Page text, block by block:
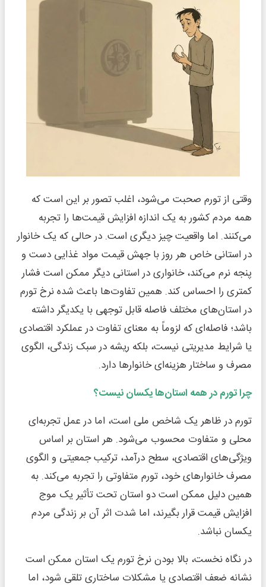
وقتی از تورم صحبت می‌شود، اغلب تصور بر این است که
همه مردم کشور به یک اندازه افزایش قیمت‌ها را تجربه
می‌کنند. اما واقعیت چیز دیگری است. در حالی که یک خانوار
در استانی خاص هر روز با جهش قیمت مواد غذایی دست و
پنجه نرم می‌کند، خانواری در استانی دیگر ممکن است فشار
کمتری را احساس کند. همین تفاوت‌ها باعث شده نرخ تورم
در استان‌های مختلف فاصله قابل توجهی با یکدیگر داشته
باشد؛ فاصله‌ای که لزوماً به معنای تفاوت در عملکرد اقتصادی
یا شرایط مدیریتی نیست، بلکه ریشه در سبک زندگی، الگوی
مصرف و ساختار هزینه‌ای خانوارها دارد.
چرا تورم در همه استان‌ها یکسان نیست؟
تورم در ظاهر یک شاخص ملی است، اما در عمل تجربه‌ای
محلی و متفاوت محسوب می‌شود. هر استان بر اساس
ویژگی‌های اقتصادی، سطح درآمد، ترکیب جمعیتی و الگوی
مصرف خانوارهای خود، تورم متفاوتی را تجربه می‌کند. به
همین دلیل ممکن است دو استان تحت تأثیر یک موج
افزایش قیمت قرار بگیرند، اما شدت اثر آن بر زندگی مردم
یکسان نباشد.
در نگاه نخست، بالا بودن نرخ تورم یک استان ممکن است
نشانه ضعف اقتصادی یا مشکلات ساختاری تلقی شود، اما